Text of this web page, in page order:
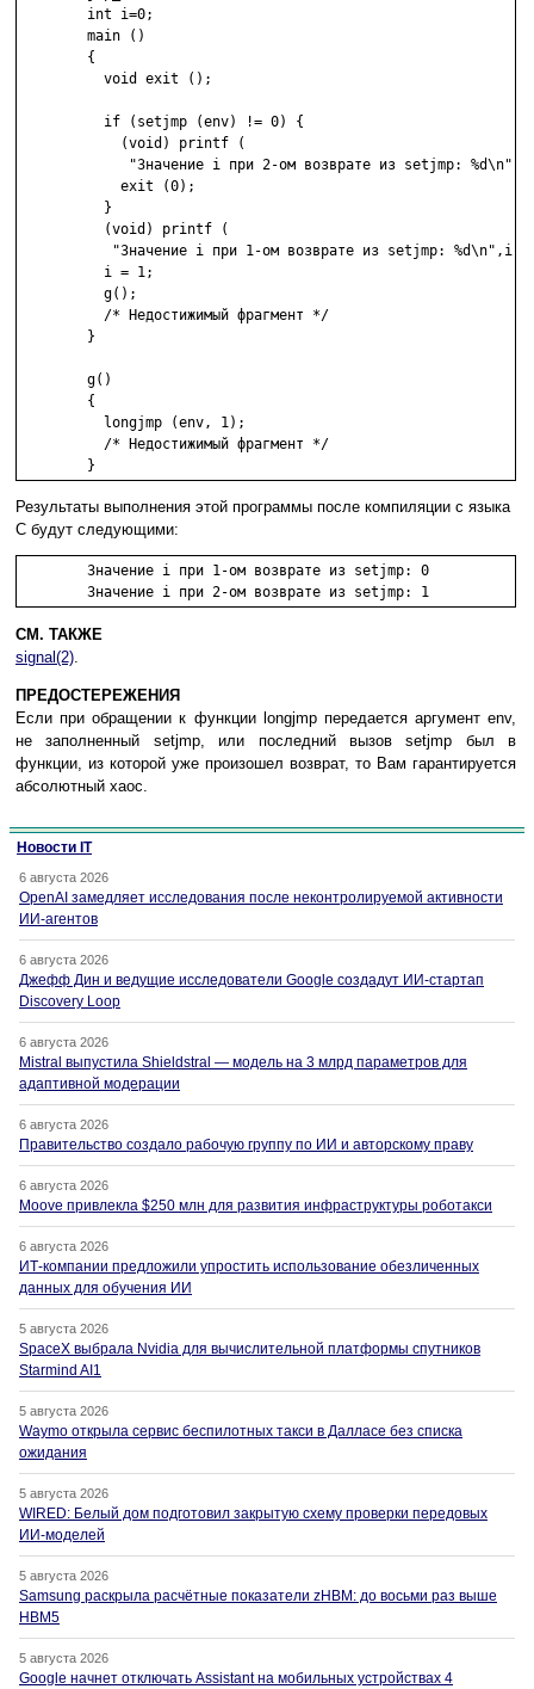
Результаты выполнения этой программы после компиляции с языка
C будут следующими:
СМ. ТАКЖЕ
signal(2).
ПРЕДОСТЕРЕЖЕНИЯ
Если при обращении к функции longjmp передается аргумент env,
не заполненный setjmp, или последний вызов setjmp был в
функции, из которой уже произошел возврат, то Вам гарантируется
абсолютный хаос.
Новости IT
6 августа 2026
OpenAI замедляет исследования после неконтролируемой активности
ИИ-агентов
6 августа 2026
Джефф Дин и ведущие исследователи Google создадут ИИ-стартап
Discovery Loop
6 августа 2026
Mistral выпустила Shieldstral — модель на 3 млрд параметров для
адаптивной модерации
6 августа 2026
Правительство создало рабочую группу по ИИ и авторскому праву
6 августа 2026
Moove привлекла $250 млн для развития инфраструктуры роботакси
6 августа 2026
ИТ-компании предложили упростить использование обезличенных
данных для обучения ИИ
5 августа 2026
SpaceX выбрала Nvidia для вычислительной платформы спутников
Starmind AI1
5 августа 2026
Waymo открыла сервис беспилотных такси в Далласе без списка
ожидания
5 августа 2026
WIRED: Белый дом подготовил закрытую схему проверки передовых
ИИ-моделей
5 августа 2026
Samsung раскрыла расчётные показатели zHBM: до восьми раз выше
HBM5
5 августа 2026
Google начнет отключать Assistant на мобильных устройствах 4